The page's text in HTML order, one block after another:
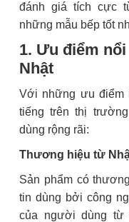
đánh giá tích cực
những mẫu bếp tốt
1. Ưu điểm
Nhật
Với những ưu điểm
tiếng trên thị
dùng rộng rãi:
Thương hiệu từ
Sản phẩm có
tin dùng bởi công
của người dùng từ